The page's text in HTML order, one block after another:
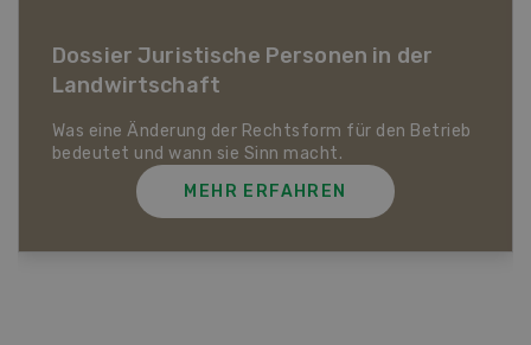
Dossier Bio-Artikel
MEHR ERFAHREN